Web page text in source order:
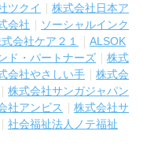
ツクイ
株式会社日本ア
会社
ソーシャルインク
会社ケア２１
ALSOK
ド・パートナーズ
株式
会社やさしい手
株式会
株式会社サンガジャパン
社アンビス
株式会社サ
社会福祉法人ノテ福祉